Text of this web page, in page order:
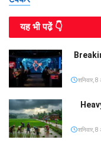
यह भी पढे़ं 👇
शनिवार,
शनिवार,